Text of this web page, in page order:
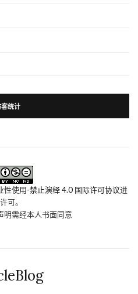
客统计
性使用-禁止演绎 4.0 国际许可协议进
可。
明需经本人书面同意